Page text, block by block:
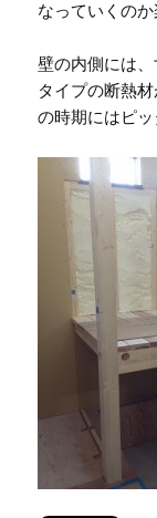
なっていくのか
壁の内側には
タイプの断熱
の時期にはピッ